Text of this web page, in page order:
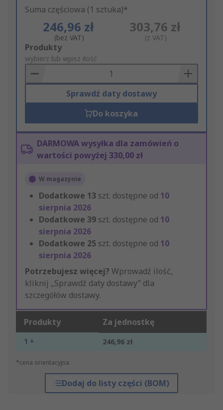
Suma częściowa (1 sztuka)*
246,96 zł
(bez VAT)
303,76 zł
(z VAT)
Add
to
Basket
Produkty
wybierz lub wpisz ilość
Sprawdź daty dostawy
Do koszyka
DARMOWA wysyłka dla zamówień o
wartości powyżej 330,00 zł
W magazynie
Dodatkowe 13 szt. dostępne od 10
sierpnia 2026
Dodatkowe 39 szt. dostępne od 10
sierpnia 2026
Dodatkowe 25 szt. dostępne od 10
sierpnia 2026
Potrzebujesz więcej? Wprowadź ilość,
kliknij „Sprawdź daty dostawy” dla
szczegółów dostawy.
Produkty Za jednostkę
1 + 246,96 zł
*cena orientacyjna
Dodaj do listy części (BOM)